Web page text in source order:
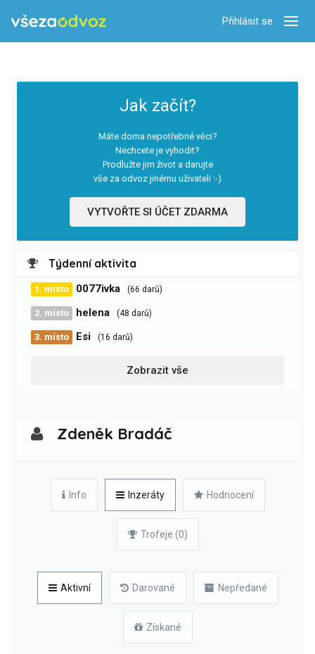
Přihlásit se
Jak začít?
Máte doma nepotřebné věci?
Nechcete je vyhodit?
Prodlužte jim život a darujte
vše za odvoz jinému uživateli :-)
VYTVOŘTE SI ÚČET ZDARMA
Týdenní aktivita
1. místo 0077ivka (66 darů)
2. místo helena (48 darů)
3. místo Esi (16 darů)
Zobrazit vše
Zdeněk Bradáč
Info Inzeráty Hodnocení
Trofeje (0)
Aktivní Darované Nepředané
Získané